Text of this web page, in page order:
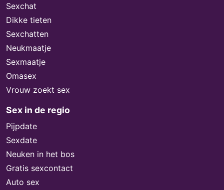
Sexchat
Dikke tieten
Sexchatten
Neukmaatje
Sexmaatje
Omasex
Vrouw zoekt sex
Sex in de regio
Pijpdate
Sexdate
Neuken in het bos
Gratis sexcontact
Auto sex